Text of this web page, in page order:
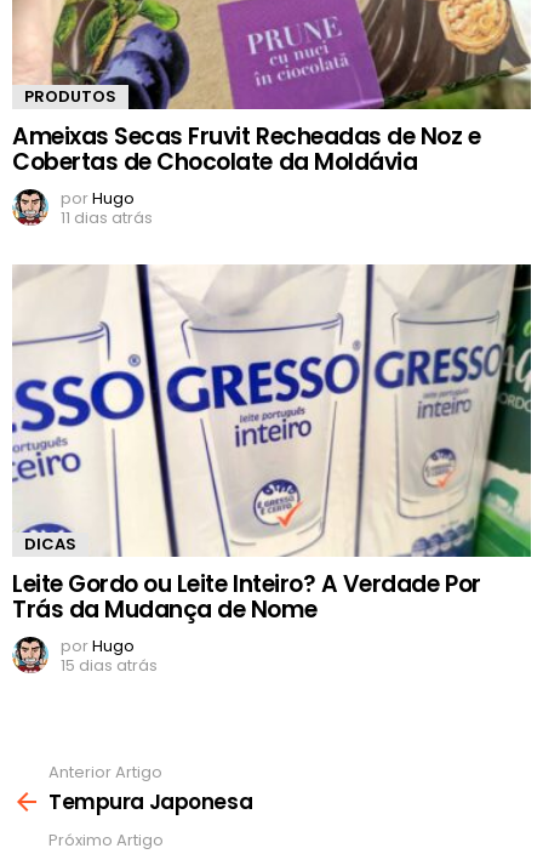
PRODUTOS
Ameixas Secas Fruvit Recheadas de Noz e
Cobertas de Chocolate da Moldávia
porHugo
11 dias atrás
DICAS
Leite Gordo ou Leite Inteiro? A Verdade Por
Trás da Mudança de Nome
porHugo
15 dias atrás
mais
Anterior Artigo
Tempura Japonesa
Próximo Artigo